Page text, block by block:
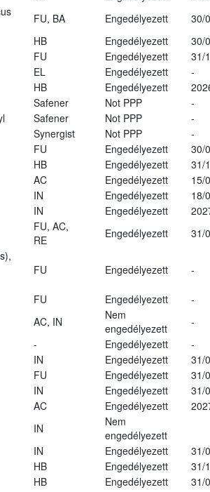
FU, BA Engedélyezett
30/
HB Engedélyezett
30/
FU Engedélyezett
31/
EL Engedélyezett
-
HB Engedélyezett
Safener Not PPP
-
Safener Not PPP
-
Synergist Not PPP
-
FU Engedélyezett
30/
HB Engedélyezett
31/
AC Engedélyezett
15/
IN Engedélyezett
18/
IN Engedélyezett
FU, AC,
RE
Engedélyezett
31/
FU Engedélyezett -
FU Engedélyezett
-
AC, IN
Nem
engedélyezett
-
- Engedélyezett
-
IN Engedélyezett
31/
FU Engedélyezett
31/
IN Engedélyezett
31/
AC Engedélyezett
IN
Nem
engedélyezett
IN Engedélyezett
31/
HB Engedélyezett
31/
HB Engedélyezett
31/